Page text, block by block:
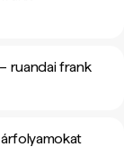
ruandai frank